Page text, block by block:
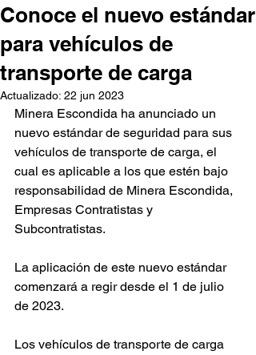
Conoce el nuevo estándar
para vehículos de
transporte de carga
Actualizado: 22 jun 2023
Minera Escondida ha anunciado un
nuevo estándar de seguridad para sus
vehículos de transporte de carga, el
cual es aplicable a los que estén bajo
responsabilidad de Minera Escondida,
Empresas Contratistas y
Subcontratistas.
La aplicación de este nuevo estándar
comenzará a regir desde el 1 de julio
de 2023.
Los vehículos de transporte de carga